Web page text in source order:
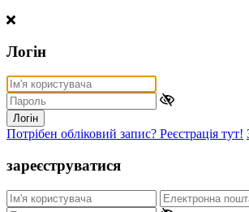
Логін
Логін
Потрібен обліковий запис? Реєстрація тут!
зареєструватися